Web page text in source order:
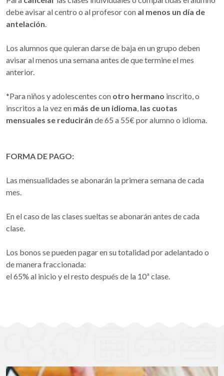
debe avisar al centro o al profesor con al menos un día de
antelación.
Los alumnos que quieran darse de baja en un grupo deben
avisar al menos una semana antes de que termine el mes
anterior.
*Para niños y adolescentes con otro hermano inscrito, o
inscritos a la vez en más de un idioma, las cuotas
mensuales se reducirán de 65 a 55€ por alumno o idioma.
FORMA DE PAGO:
Las mensualidades se abonarán la primera semana de cada
mes.
En el caso de las clases sueltas se abonarán antes de cada
clase.
Los bonos se pueden pagar en su totalidad por adelantado o
de manera fraccionada:
el 65% al inicio y el resto después de la 10ª clase.